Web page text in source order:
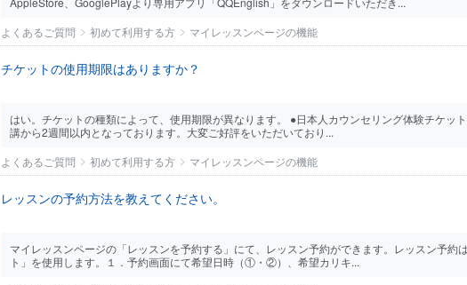
よくあるご質問
初めて利用する方 マイレッスンページの機能
チケットの使用期限はありますか？
はい。チケットの種類によって、使用期限が異なります。 ●日本人カウンセリング体験チケッ
講から2週間以内となっております。大変ご好評をいただいており...
よくあるご質問
初めて利用する方 マイレッスンページの機能
レッスンの予約方法を教えてください。
マイレッスンページの「レッスンを予約する」にて、レッスン予約ができます。レッスン予約
ト」を使用します。１．予約画面にて希望日時（①・②）、希望カリキ...